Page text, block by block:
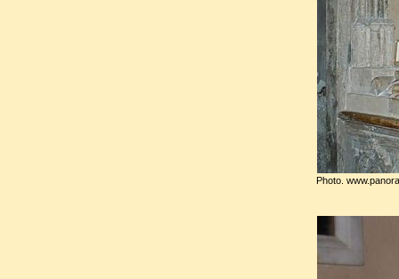
Photo.